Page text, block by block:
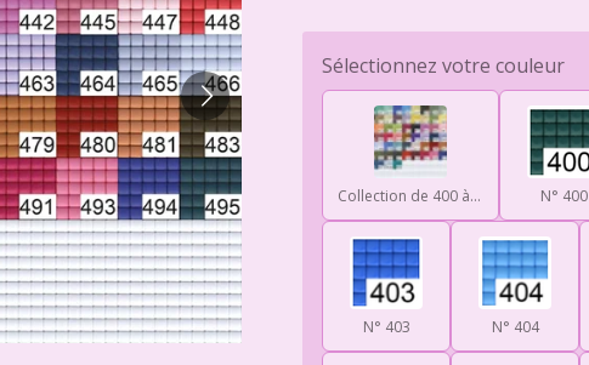
Sélectionnez votre couleur
Collection de 400 à 499 N° 400
N° 403 N° 404